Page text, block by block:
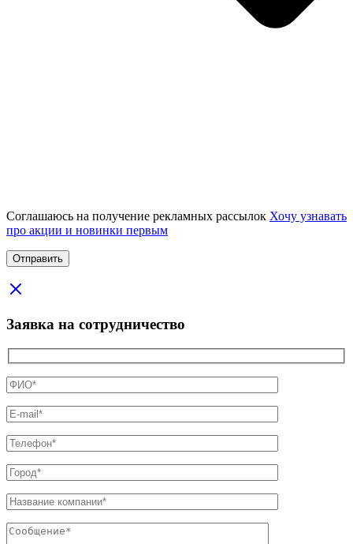
Соглашаюсь на получение рекламных рассылок Хочу узнавать
про акции и новинки первым
Заявка на сотрудничество